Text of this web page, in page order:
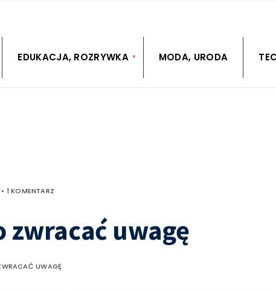
EDUKACJA, ROZRYWKA MODA, URODA
• 1 KOMENTARZ
zwracać uwagę
UWAGĘ